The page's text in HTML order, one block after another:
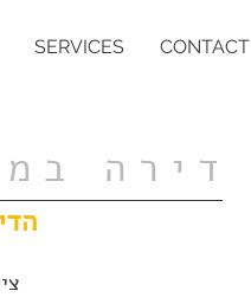
SERVICES CONTACT
דירה